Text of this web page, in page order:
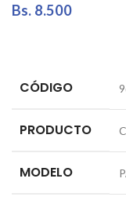
Bs. 8.500
CÓDIGO
PRODUCTO
MODELO